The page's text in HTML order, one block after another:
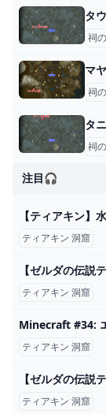
タ
祠
マ
祠
タ
祠
注目🎧
ティアキン 洞窟
ティアキン 洞窟
Minecraft #34:
ティアキン 洞窟
ティアキン 洞窟